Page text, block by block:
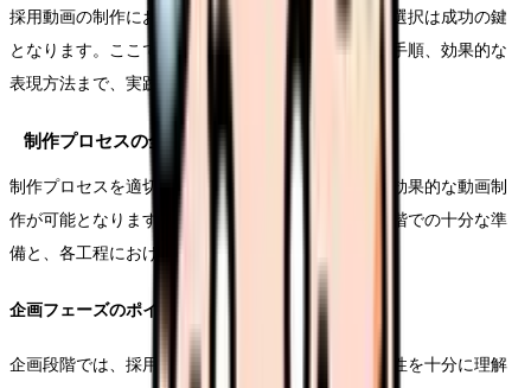
採用動画の制作において、適切な手法と表現技法の選択は成功の鍵
となります。ここでは、企画立案から具体的な制作手順、効果的な
表現方法まで、実践的なアプローチをご紹介します。
制作プロセスの全体設計
制作プロセスを適切に設計することで、効率的かつ効果的な動画制
作が可能となります。特に重要となるのが、企画段階での十分な準
備と、各工程における品質管理です。
企画フェーズのポイント
企画段階では、採用ターゲットとなる看護師層の特性を十分に理解